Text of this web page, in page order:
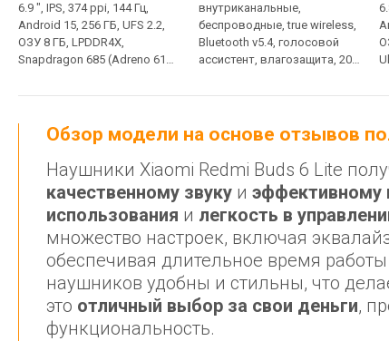
6.9 ", IPS, 374 ppi, 144 Гц,
Android 15, 256 ГБ, UFS 2.2,
ОЗУ 8 ГБ, LPDDR4X,
Snapdragon 685 (Adreno 610),
Fi 5, NFC, Dolby Atmos,
зарядка: fast charge,
7000 мАч, 214 г, без ЗУ
внутриканальные,
беспроводные, true wireless,
Bluetooth v5.4, голосовой
ассистент, влагозащита, 20
57 мАч, до 7.5 ч, с кейсом +
Обзор модели на основе отзывов
Наушники Xiaomi Redmi Buds 6 Lite
качественному звуку и
использования и легкость в
множество настроек, включая
обеспечивая длительное время
наушников удобны и стильны, что
это отличный выбор за свои деньги,
функциональность.